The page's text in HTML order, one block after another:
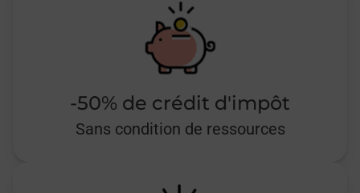
-50% de crédit d'impôt
Sans condition de ressources